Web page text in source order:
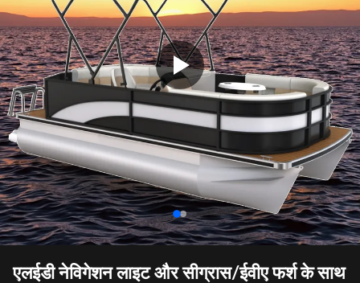
एलईडी नेविगेशन लाइट और सीग्रास/ईवीए फर्श के साथ